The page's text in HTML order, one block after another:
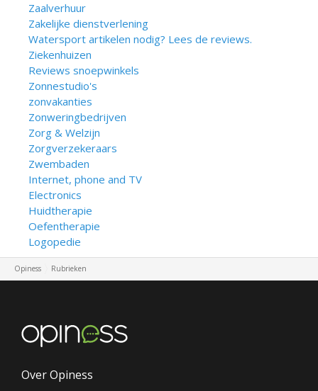
Zaalverhuur
Zakelijke dienstverlening
Watersport artikelen nodig? Lees de reviews.
Ziekenhuizen
Reviews snoepwinkels
Zonnestudio's
zonvakanties
Zonweringbedrijven
Zorg & Welzijn
Zorgverzekeraars
Zwembaden
Internet, phone and TV
Electronics
Huidtherapie
Oefentherapie
Logopedie
Opiness Rubrieken
Over Opiness